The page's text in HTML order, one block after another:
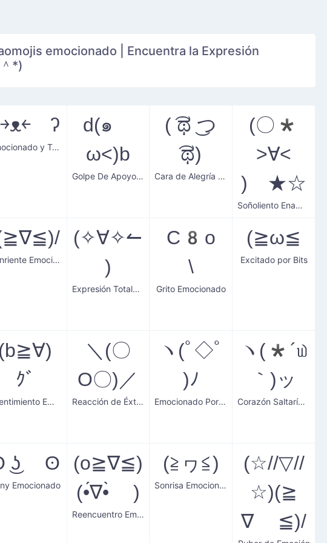
emocionado | Encuentra la Expresión
*)
ᴥ￩ ʔ
Emocionado y Tonto
d(๑ゝ
ω˂)b
Golpe De Apoyo Increíble
( ͡ಥ ͜つ
͡ಥ)
Cara de Alegría Final
(〇*
>∀<
)ゞ★☆
Soñoliento Enamorado
Sonriente Emocionado
(✧∀✧↼
)
Expresión Totalmente Embelesada
C8o
\
Grito Emocionado
(≧ω≦
Excitado por Bits
(b≧∀)
ｸﾞ
Asentimiento Emocionado
＼(〇
O〇)／
Reacción de Éxtasis
ヽ(ﾟ◇ﾟ
)ﾉ
Emocionado Por Ti
ヽ(*´௰
｀)ッ
Corazón Saltarín Emocionado
͜ʖ ʘ
Emocionado
(o≧∇≦)
(•́∇•̀ )
Reencuentro Emocionante
(≧ヮ≦)
Sonrisa Emocionada
(☆//▽//
☆)(≧
∇ ≦)/